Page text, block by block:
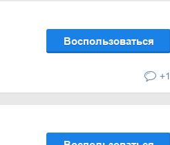
Воспользоваться
+1